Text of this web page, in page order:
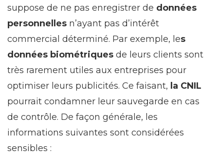
suppose de ne pas enregistrer de données
personnelles n’ayant pas d’intérêt
commercial déterminé. Par exemple, les
données biométriques de leurs clients sont
très rarement utiles aux entreprises pour
optimiser leurs publicités. Ce faisant, la CNIL
pourrait condamner leur sauvegarde en cas
de contrôle. De façon générale, les
informations suivantes sont considérées
sensibles :